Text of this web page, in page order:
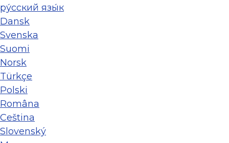
ру́сский язы́к
Dansk
Svenska
Suomi
Norsk
Türkçe
Polski
Româna
Ceština
Slovenský